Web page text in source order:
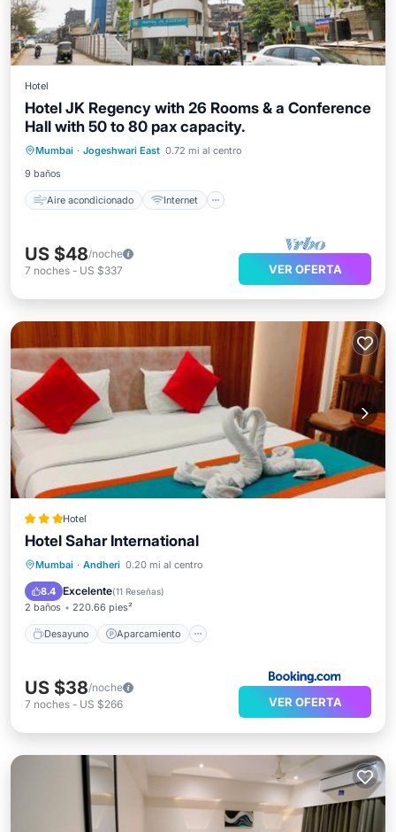
Hotel
Hotel JK Regency with 26 Rooms & a Conference
Hall with 50 to 80 pax capacity.
Mumbai · Jogeshwari East 0.72 mi al centro
9 baños
Aire acondicionado Internet
Aire acondicionado
Internet
Apto para niños
Lavandería
US $48/noche
7 noches - US $337 VER OFERTA
Hotel
Hotel Sahar International
Mumbai · Andheri 0.20 mi al centro
8.4 Excelente(11 Reseñas)
2 baños 220.66 pies²
Desayuno Aparcamiento
Desayuno
Aparcamiento
Aire acondicionado
US $38/noche
7 noches - US $266 VER OFERTA